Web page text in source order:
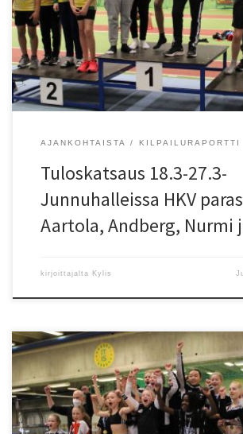
Yhteispisteissä paras oli HKV. Tapiot oli toinen ja
vuonna Junnuviestit kilpaillaan tuttuun tapaan jo
sai haltuunsa uuden kiertopalkinnon, joka
[…]
AJANKOHTAISTA KILPAILURAPORTTI
Tuloskatsaus 18.3-27.3-
Junnuhalleissa HKV
Aartola, Andberg, Nurmi
kirjoittajalta Kylis
Viestinjuoksun juhlaa vietettiin lauantaina
Junnuviestit juostiin? 4 X 200 metrin viestit
vuotta. Jaossa oli myös kiertopalkinto